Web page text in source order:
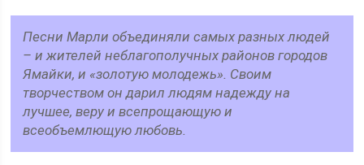
Песни Марли объединяли самых разных людей
– и жителей неблагополучных районов городов
Ямайки, и «золотую молодежь». Своим
творчеством он дарил людям надежду на
лучшее, веру и всепрощающую и
всеобъемлющую любовь.